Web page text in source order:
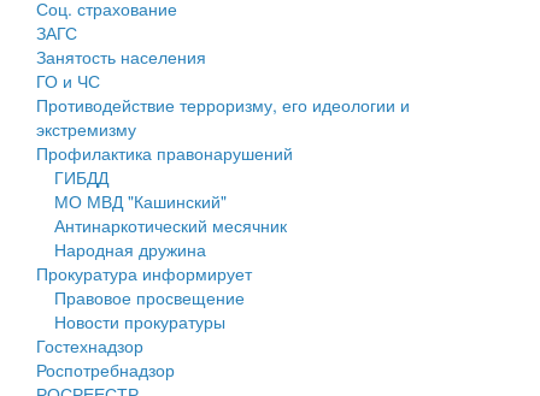
Персональные данные
Оценка регулирующего воздействия
Деятельность МУ
Нормативы градостроительного проектирования
Правила землепользования и застройки
Генеральные планы
Проекты планировки территории
Собрание депутатов
Соц. страхование
ЗАГС
Занятость населения
ГО и ЧС
Противодействие терроризму, его идеологии и
экстремизму
Профилактика правонарушений
ГИБДД
МО МВД "Кашинский"
Антинаркотический месячник
Народная дружина
Прокуратура информирует
Правовое просвещение
Новости прокуратуры
Гостехнадзор
Роспотребнадзор